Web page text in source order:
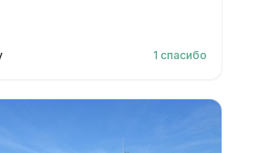
1 спасибо